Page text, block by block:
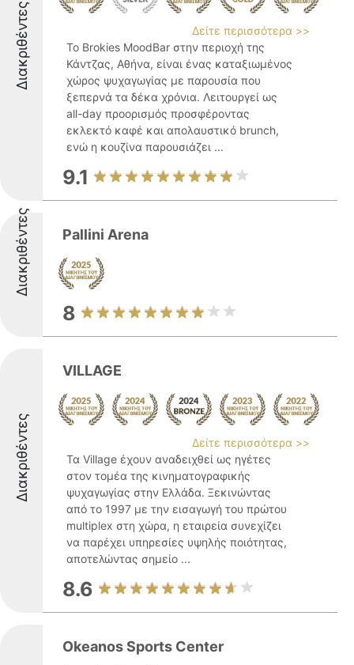
Διακριθέντες
Δείτε περισσότερα >>
Το Brokies MoodBar στην περιοχή της
Κάντζας, Αθήνα, είναι ένας καταξιωμένος
χώρος ψυχαγωγίας με παρουσία που
ξεπερνά τα δέκα χρόνια. Λειτουργεί ως
all-day προορισμός προσφέροντας
εκλεκτό καφέ και απολαυστικό brunch,
ενώ η κουζίνα παρουσιάζει ...
9.1
Διακριθέντες Pallini Arena
8
Διακριθέντες
VILLAGE
Δείτε περισσότερα >>
Τα Village έχουν αναδειχθεί ως ηγέτες
στον τομέα της κινηματογραφικής
ψυχαγωγίας στην Ελλάδα. Ξεκινώντας
από το 1997 με την εισαγωγή του πρώτου
multiplex στη χώρα, η εταιρεία συνεχίζει
να παρέχει υπηρεσίες υψηλής ποιότητας,
αποτελώντας σημείο ...
8.6
Okeanos Sports Center